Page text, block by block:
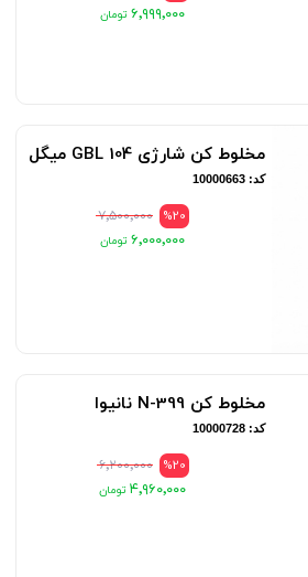
خزر از سری محصولات لوازم خانگی پارس
خدمات پس از فروش محصولات پارس
۶٬۹۹۹٬۰۰۰
مخلوط کن شارژی GBL 104 میگل
کد: 10000663
%20 ۷٬۵۰۰٬۰۰۰
۶٬۰۰۰٬۰۰۰
مخلوط کن N-399 نانیوا
کد: 10000728
%20 ۶٬۲۰۰٬۰۰۰
۴٬۹۶۰٬۰۰۰